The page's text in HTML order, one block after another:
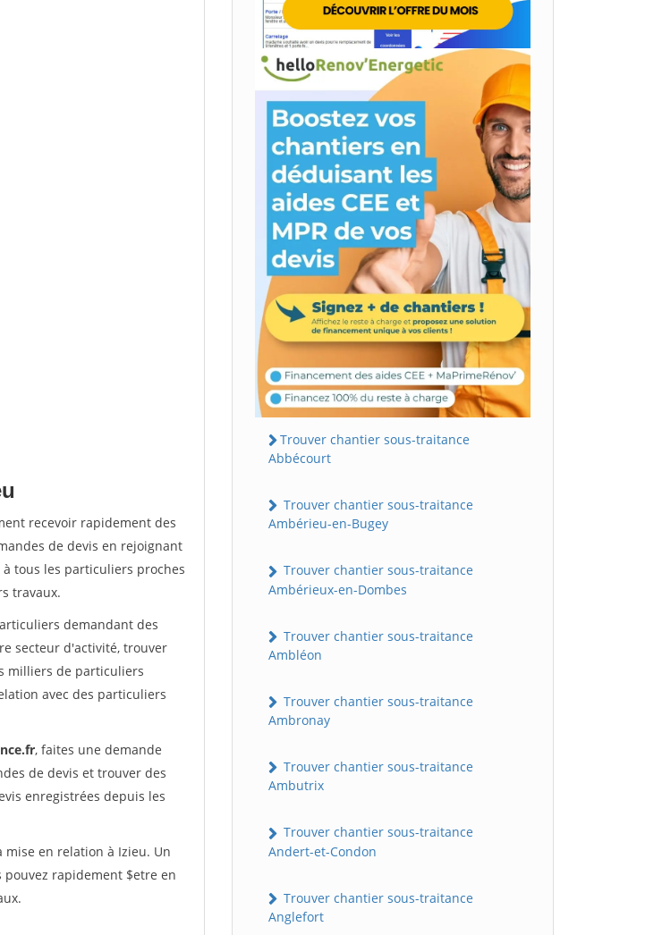
recevoir rapidement des
de devis en rejoignant
tous les particuliers proches
travaux.
demandant des
secteur d'activité, trouver
milliers de particuliers
avec des particuliers
, faites une demande
de devis et trouver des
enregistrées depuis les
en relation à Izieu. Un
rapidement $etre en
Trouver chantier sous-traitance
Abbécourt
Trouver chantier sous-traitance
Ambérieu-en-Bugey
Trouver chantier sous-traitance
Ambérieux-en-Dombes
Trouver chantier sous-traitance
Ambléon
Trouver chantier sous-traitance
Ambronay
Trouver chantier sous-traitance
Ambutrix
Trouver chantier sous-traitance
Andert-et-Condon
Trouver chantier sous-traitance
Anglefort